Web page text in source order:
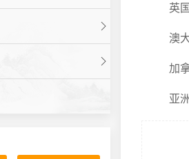
英国其
澳大利
加拿大
亚洲院